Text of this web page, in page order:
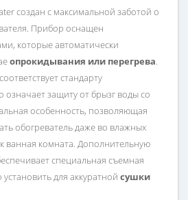
создан с максимальной заботой о
Прибор оснащен
которые автоматически
опрокидывания или перегрева.
стандарту
означает защиту от брызг воды со
особенность, позволяющая
обогреватель даже во влажных
ванная комната. Дополнительную
специальная съемная
для аккуратной сушки